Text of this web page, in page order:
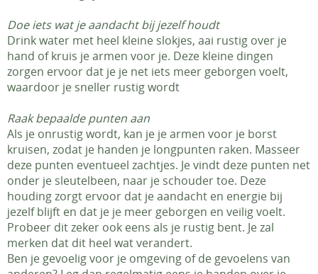
Doe iets wat je aandacht bij jezelf houdt
Drink water met heel kleine slokjes, aai rustig over je
hand of kruis je armen voor je. Deze kleine dingen
zorgen ervoor dat je je net iets meer geborgen voelt,
waardoor je sneller rustig wordt
Raak bepaalde punten aan
Als je onrustig wordt, kan je je armen voor je borst
kruisen, zodat je handen je longpunten raken. Masseer
deze punten eventueel zachtjes. Je vindt deze punten net
onder je sleutelbeen, naar je schouder toe. Deze
houding zorgt ervoor dat je aandacht en energie bij
jezelf blijft en dat je je meer geborgen en veilig voelt.
Probeer dit zeker ook eens als je rustig bent. Je zal
merken dat dit heel wat verandert.
Ben je gevoelig voor je omgeving of de gevoelens van